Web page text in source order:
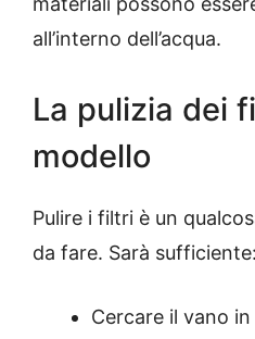
all’interno dell’acqua.
La pulizia dei
modello
Pulire i filtri è un
da fare. Sarà sufficiente:
Cercare il vano in